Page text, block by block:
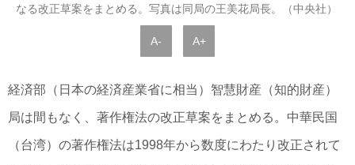
なる改正草案をまとめる。写真は同局の王美花局長。（中央社）
A- A+
経済部（日本の経済産業省に相当）智慧財産（知的財産）
局は間もなく、著作権法の改正草案をまとめる。中華民国
（台湾）の著作権法は1998年から数度にわたり改正されて